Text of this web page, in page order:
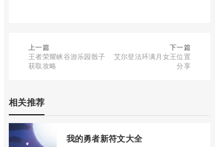
上一篇
王者荣耀峡谷游乐园骰子
获取攻略
下一篇
艾尔登法环满月女王位置
分享
相关推荐
我的勇者新符文大全